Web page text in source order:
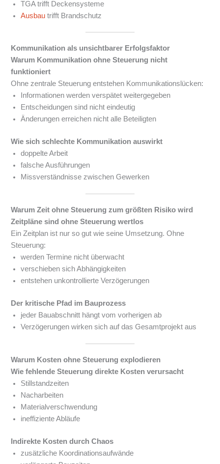
TGA trifft Deckensysteme
Ausbau trifft Brandschutz
Kommunikation als unsichtbarer Erfolgsfaktor
Warum Kommunikation ohne Steuerung nicht
funktioniert
Ohne zentrale Steuerung entstehen Kommunikationslücken:
Informationen werden verspätet weitergegeben
Entscheidungen sind nicht eindeutig
Änderungen erreichen nicht alle Beteiligten
Wie sich schlechte Kommunikation auswirkt
doppelte Arbeit
falsche Ausführungen
Missverständnisse zwischen Gewerken
Warum Zeit ohne Steuerung zum größten Risiko wird
Zeitpläne sind ohne Steuerung wertlos
Ein Zeitplan ist nur so gut wie seine Umsetzung. Ohne
Steuerung:
werden Termine nicht überwacht
verschieben sich Abhängigkeiten
entstehen unkontrollierte Verzögerungen
Der kritische Pfad im Bauprozess
jeder Bauabschnitt hängt vom vorherigen ab
Verzögerungen wirken sich auf das Gesamtprojekt aus
Warum Kosten ohne Steuerung explodieren
Wie fehlende Steuerung direkte Kosten verursacht
Stillstandzeiten
Nacharbeiten
Materialverschwendung
ineffiziente Abläufe
Indirekte Kosten durch Chaos
zusätzliche Koordinationsaufwände